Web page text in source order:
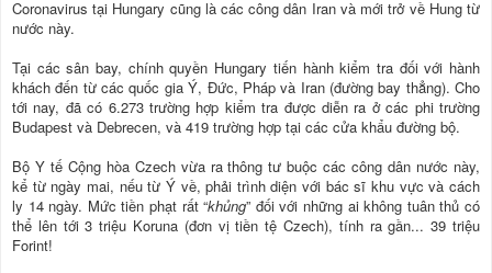
Coronavirus tại Hungary cũng là các công dân Iran và mới trở về Hung từ
nước này.
Tại các sân bay, chính quyền Hungary tiến hành kiểm tra đối với hành
khách đến từ các quốc gia Ý, Đức, Pháp và Iran (đường bay thẳng). Cho
tới nay, đã có 6.273 trường hợp kiểm tra được diễn ra ở các phi trường
Budapest và Debrecen, và 419 trường hợp tại các cửa khẩu đường bộ.
Bộ Y tế Cộng hòa Czech vừa ra thông tư buộc các công dân nước này,
kể từ ngày mai, nếu từ Ý về, phải trình diện với bác sĩ khu vực và cách
ly 14 ngày. Mức tiền phạt rất “khủng” đối với những ai không tuân thủ có
thể lên tới 3 triệu Koruna (đơn vị tiền tệ Czech), tính ra gần... 39 triệu
Forint!